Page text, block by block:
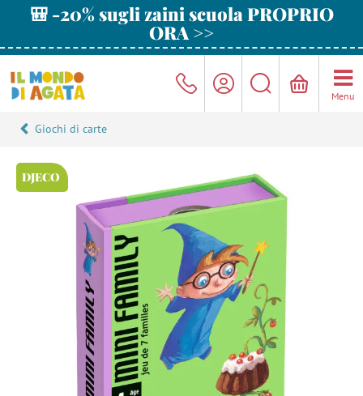
🎒 -20% sugli zaini scuola PROPRIO
ORA >>
Menu
Giochi di carte
DJECO